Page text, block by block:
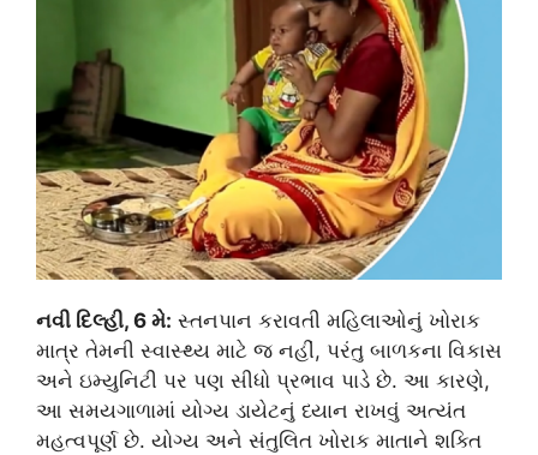
નવી દિલ્હી, 6 મે: સ્તનપાન કરાવતી મહિલાઓનું ખોરાક
માત્ર તેમની સ્વાસ્થ્ય માટે જ નહીં, પરંતુ બાળકના વિકાસ
અને ઇમ્યુનિટી પર પણ સીધો પ્રભાવ પાડે છે. આ કારણે,
આ સમયગાળામાં યોગ્ય ડાયેટનું ધ્યાન રાખવું અત્યંત
મહત્વપૂર્ણ છે. યોગ્ય અને સંતુલિત ખોરાક માતાને શક્તિ